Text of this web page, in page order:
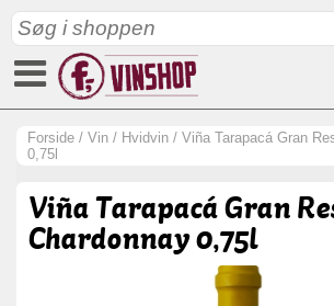
Forside / Vin / Hvidvin / Viña Tarapacá Gran
0,75l
Viña Tarapacá Gran
Chardonnay 0,75l